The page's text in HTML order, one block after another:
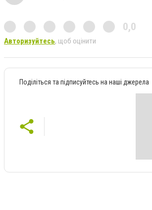
0,0
Авторизуйтесь, щоб оцінити
Поділіться та підписуйтесь на наші джерела